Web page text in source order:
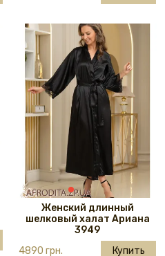
Женский длинный
шелковый халат Ариана
3949
4890 грн.
Купить